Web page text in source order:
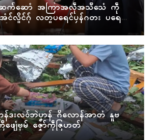
က်ဆောံ အကြာအလဵုအသဳသေံ ကဵု
လှိုၚ်ဂှ် လတူပရေၚ်ပၠန်ဂတး ပရေၚ်ဇီု
န်ဟာ
ာန်ဒးလဝ်ဘဲပၞာန် ဂိလောန်အာတံ နူဗ
ျေံဗုမ် ဇၞော်ကဵုဇြဟတ်